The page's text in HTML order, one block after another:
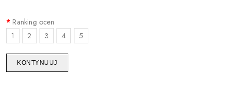
Ranking ocen
1
2 3 4 5
KONTYNUUJ